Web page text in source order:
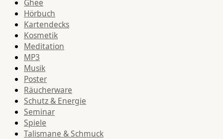
Ghee
Hörbuch
Kartendecks
Kosmetik
Meditation
MP3
Musik
Poster
Räucherware
Schutz & Energie
Seminar
Spiele
Talismane & Schmuck